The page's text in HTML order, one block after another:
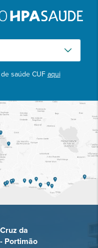
saúde CUF aqui
da
Portimão